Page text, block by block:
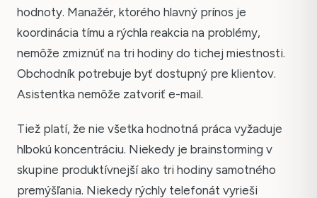
hodnoty. Manažér, ktorého hlavný prínos je
koordinácia tímu a rýchla reakcia na problémy,
nemôže zmiznúť na tri hodiny do tichej miestnosti.
Obchodník potrebuje byť dostupný pre klientov.
Asistentka nemôže zatvoriť e-mail.
Tiež platí, že nie všetka hodnotná práca vyžaduje
hlbokú koncentráciu. Niekedy je brainstorming v
skupine produktívnejší ako tri hodiny samotného
premýšľania. Niekedy rýchly telefonát vyrieši